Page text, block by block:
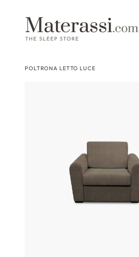
POLTRONA LETTO LUCE
Passa alle